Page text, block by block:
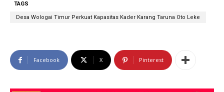
TAGS
Desa Wologai Timur Perkuat Kapasitas Kader Karang Taruna Oto Leke
Facebook X Pinterest